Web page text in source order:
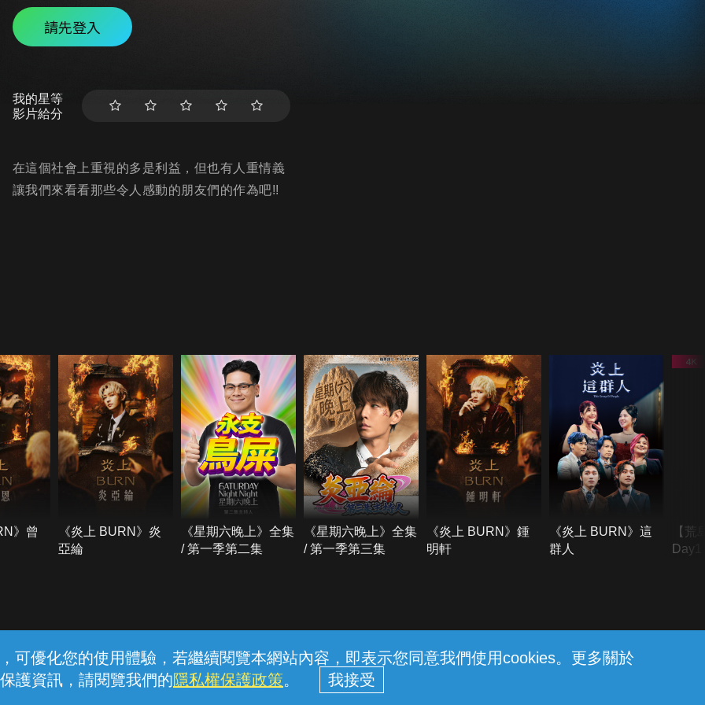
可優化您的使用體驗，若繼續閱覽本網站內容，即表示您同意我們使用cookies。更多關於
護資訊，請閱覽我們的隱私權保護政策。
請先登入
我的星等
影片給分
在這個社會上重視的多是利益，但也有人重情義
讓我們來看看那些令人感動的朋友們的作為吧!!
》曾
《炎上 BURN》炎
亞綸
《星期六晚上》全集
/ 第一季第二集
《星期六晚上》全集
/ 第一季第三集
《炎上 BURN》鍾
明軒
《炎上 BURN》這
群人
【荒
線上客服 服務條款 隱私權保護
中華電信股份有限公司個人家庭分公司 (統一編號：96979949) © 2026